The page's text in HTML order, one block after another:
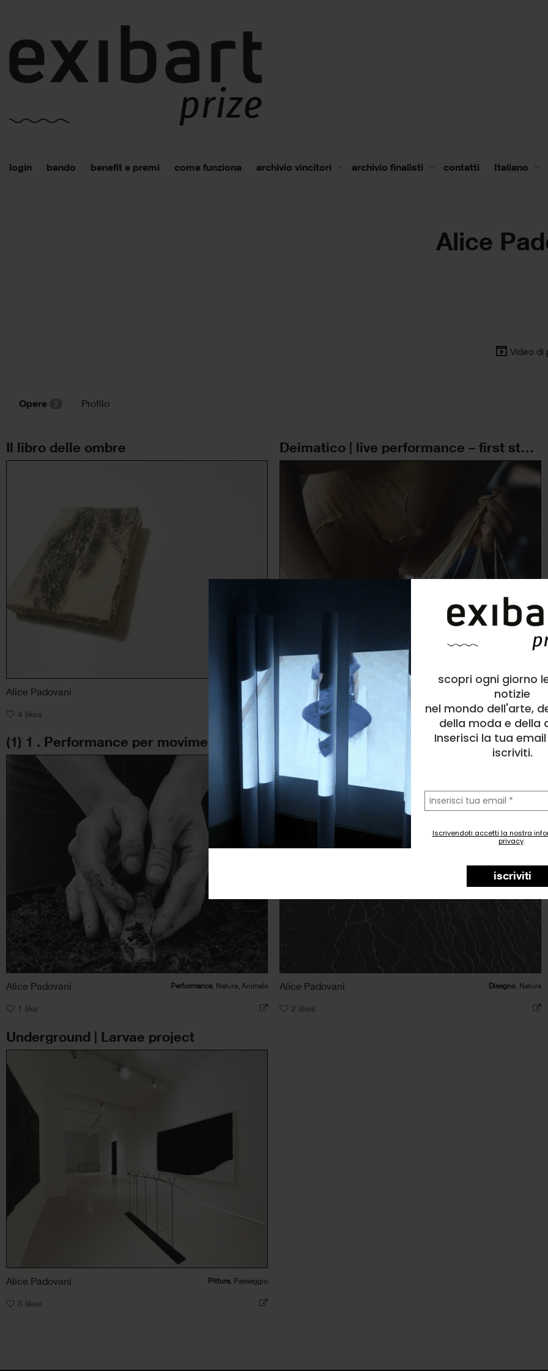
scopri ogni giorno
notizie
nel mondo dell'arte,
della moda e della
Inserisci la tua
iscriviti.
la
tua
email
Iscrivendoti accetti la nostra
privacy.
iscriviti
login bando benefit e premi come funziona archivio vincitori archivio finalisti contatti Italiano
Alice
Video di
Opere Profilo
Il libro delle ombre
Alice Padovani , Astratto
4 likes
Deimatico | live performance – first study
Alice Padovani , Animale, Figura umana, Natura, Nudo
likes
(1) 1 . Performance per movimenti di transizione
Alice Padovani Performance, Natura, Animale
1 like
Apparato radicale
Alice Padovani Disegno, Natura
2 likes
Underground | Larvae project
Alice Padovani Pittura, Paesaggio
8 likes